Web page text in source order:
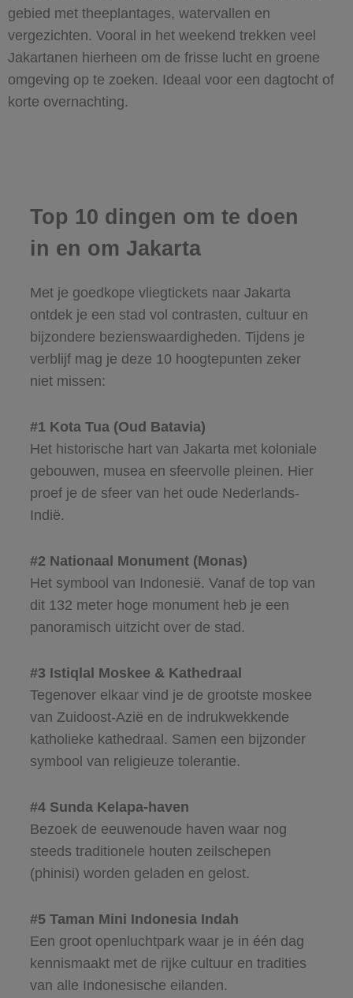
gebied met theeplantages, watervallen en
vergezichten. Vooral in het weekend trekken veel
Jakartanen hierheen om de frisse lucht en groene
omgeving op te zoeken. Ideaal voor een dagtocht of
korte overnachting.
Top 10 dingen om te doen
in en om Jakarta
Met je goedkope vliegtickets naar Jakarta
ontdek je een stad vol contrasten, cultuur en
bijzondere bezienswaardigheden. Tijdens je
verblijf mag je deze 10 hoogtepunten zeker
niet missen:
#1 Kota Tua (Oud Batavia)
Het historische hart van Jakarta met koloniale
gebouwen, musea en sfeervolle pleinen. Hier
proef je de sfeer van het oude Nederlands-
Indië.
#2 Nationaal Monument (Monas)
Het symbool van Indonesië. Vanaf de top van
dit 132 meter hoge monument heb je een
panoramisch uitzicht over de stad.
#3 Istiqlal Moskee & Kathedraal
Tegenover elkaar vind je de grootste moskee
van Zuidoost-Azië en de indrukwekkende
katholieke kathedraal. Samen een bijzonder
symbool van religieuze tolerantie.
#4 Sunda Kelapa-haven
Bezoek de eeuwenoude haven waar nog
steeds traditionele houten zeilschepen
(phinisi) worden geladen en gelost.
#5 Taman Mini Indonesia Indah
Een groot openluchtpark waar je in één dag
kennismaakt met de rijke cultuur en tradities
van alle Indonesische eilanden.